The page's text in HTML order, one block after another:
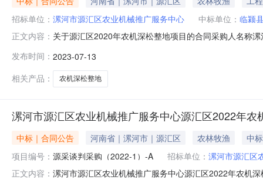
招标单位： 漯河市源汇区农业机械推广服务中心 中标单位： 临颍
正文内容： 关于源汇区2020年农机深松整地项目的合同采购人名称
发布时间： 2023-07-13
相关产品：
农机深松整地
漯河市源汇区农业机械推广服务中心源汇区2022年农
中标｜合同公告 河南省｜漯河市｜源汇区 农林牧渔
中
项目编号： 源采谈判采购（2022-1）-A 招标单位： 漯河市源汇区
正文内容： 漯河市源汇区农业机械推广服务中心源汇区2022年农机